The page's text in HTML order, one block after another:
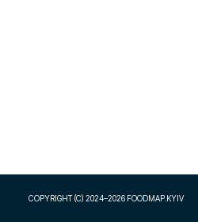
COPYRIGHT (C) 2024–2026 FOODMAP.KYIV